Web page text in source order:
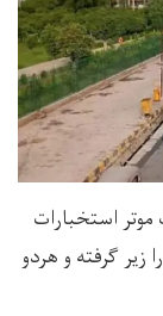
استخبارات
زیر گرفته و هردو